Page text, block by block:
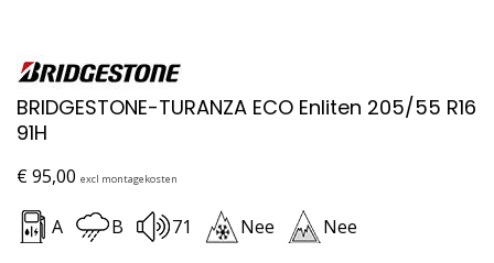
BRIDGESTONE-TURANZA ECO Enliten 205/55 R16
91H
€95,00 excl montagekosten
A B 71 Nee Nee